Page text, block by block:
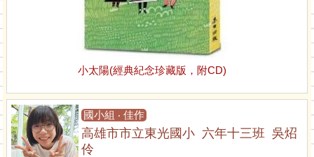
小太陽(經典紀念珍藏版，附CD)
國小組 ‧ 佳作
高雄市市立東光國小 六年十三班 吳炤
伶